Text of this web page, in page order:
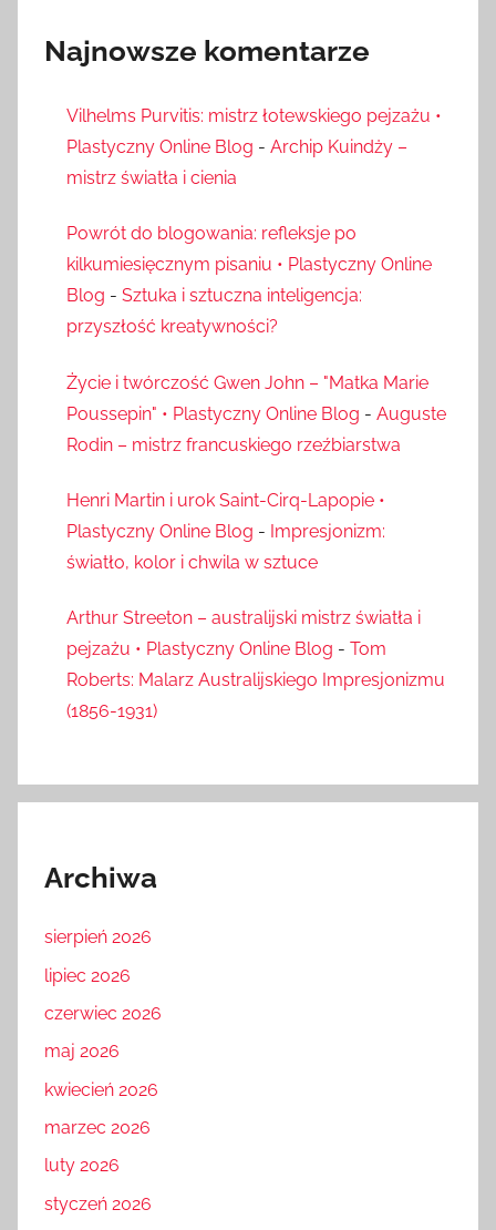
Najnowsze komentarze
Vilhelms Purvitis: mistrz łotewskiego pejzażu •
Plastyczny Online Blog - Archip Kuindży –
mistrz światła i cienia
Powrót do blogowania: refleksje po
kilkumiesięcznym pisaniu • Plastyczny Online
Blog - Sztuka i sztuczna inteligencja:
przyszłość kreatywności?
Życie i twórczość Gwen John – "Matka Marie
Poussepin" • Plastyczny Online Blog - Auguste
Rodin – mistrz francuskiego rzeźbiarstwa
Henri Martin i urok Saint-Cirq-Lapopie •
Plastyczny Online Blog - Impresjonizm:
światło, kolor i chwila w sztuce
Arthur Streeton – australijski mistrz światła i
pejzażu • Plastyczny Online Blog - Tom
Roberts: Malarz Australijskiego Impresjonizmu
(1856-1931)
Archiwa
sierpień 2026
lipiec 2026
czerwiec 2026
maj 2026
kwiecień 2026
marzec 2026
luty 2026
styczeń 2026